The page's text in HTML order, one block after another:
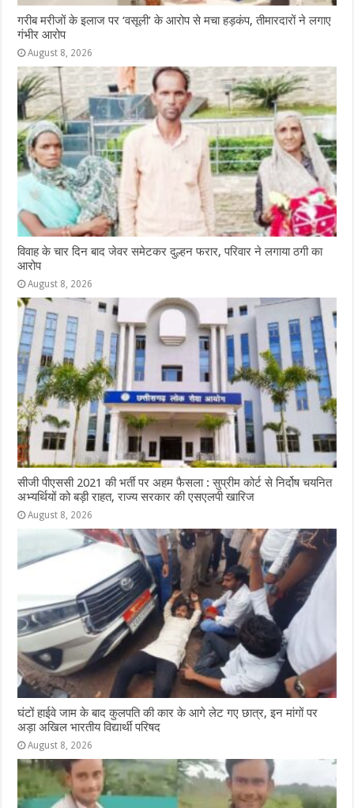
गरीब मरीजों के इलाज पर ‘वसूली’ के आरोप से मचा हड़कंप, तीमारदारों ने लगाए
गंभीर आरोप
August 8, 2026
विवाह के चार दिन बाद जेवर समेटकर दुल्हन फरार, परिवार ने लगाया ठगी का
आरोप
August 8, 2026
सीजी पीएससी 2021 की भर्ती पर अहम फैसला : सुप्रीम कोर्ट से निर्दोष चयनित
अभ्यर्थियों को बड़ी राहत, राज्य सरकार की एसएलपी खारिज
August 8, 2026
घंटों हाईवे जाम के बाद कुलपति की कार के आगे लेट गए छात्र, इन मांगों पर
अड़ा अखिल भारतीय विद्यार्थी परिषद
August 8, 2026